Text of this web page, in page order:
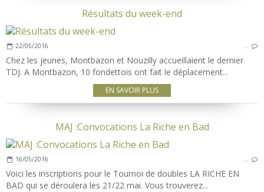
Résultats du week-end
22/05/2016 …
Chez les jeunes, Montbazon et Nouzilly accueillaient le dernier
TDJ. A Montbazon, 10 fondettois ont fait le déplacement...
EN SAVOIR PLUS
MAJ :Convocations La Riche en Bad
16/05/2016 …
Voici les inscriptions pour le Tournoi de doubles LA RICHE EN
BAD qui se déroulera les 21/22 mai. Vous trouverez...